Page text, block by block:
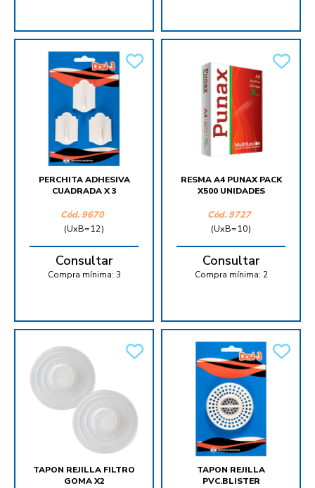
PERCHITA ADHESIVA
CUADRADA X 3
Cód. 9670
(UxB=12)
Consultar
Compra mínima: 3
RESMA A4 PUNAX PACK
X500 UNIDADES
Cód. 9727
(UxB=10)
Consultar
Compra mínima: 2
TAPON REJILLA FILTRO
GOMA X2
TAPON REJILLA
PVC.BLISTER